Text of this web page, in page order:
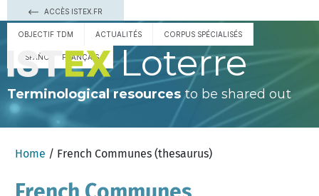
ACCÈS ISTEX.FR
OBJECTIF TDM ACTUALITÉS CORPUS SPÉCIALISÉS
ESPAÑOL FRANÇAIS Loterre
Terminological resourcesto be shared out
Home / French Communes (thesaurus)